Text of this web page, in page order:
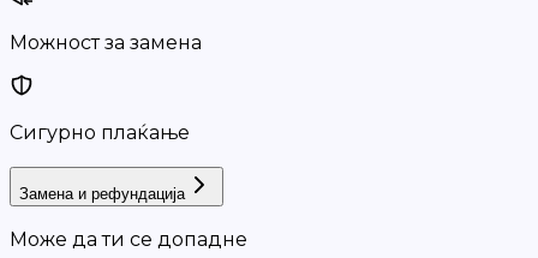
Можност за замена
Сигурно плаќање
Замена и рефундација
Може да ти се допадне